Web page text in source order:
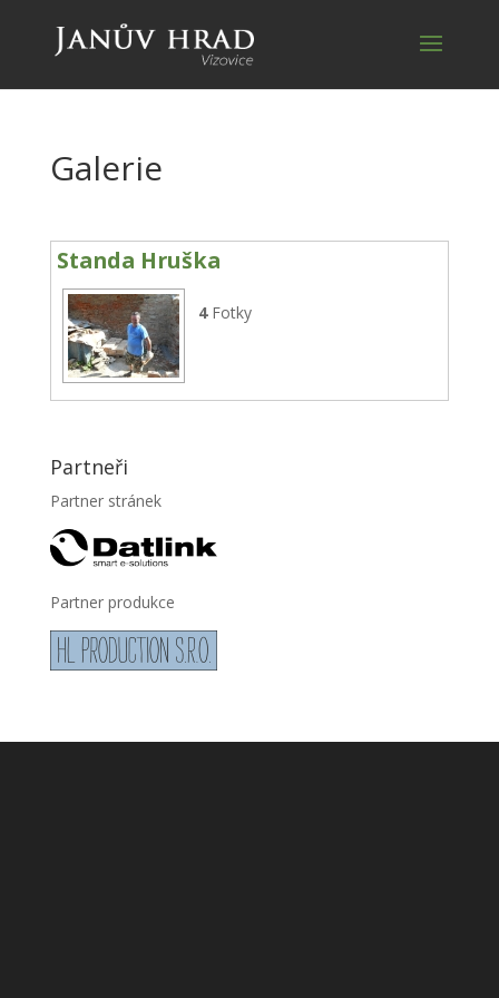
Galerie
Standa Hruška
4Fotky
Partneři
Partner stránek
Partner produkce